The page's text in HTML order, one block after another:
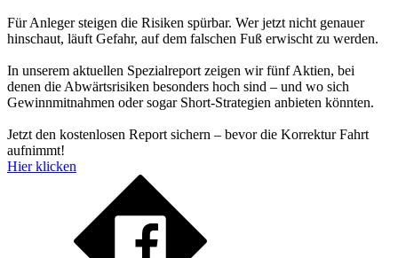
Für Anleger steigen die Risiken spürbar. Wer jetzt nicht genauer
hinschaut, läuft Gefahr, auf dem falschen Fuß erwischt zu werden.
In unserem aktuellen Spezialreport zeigen wir fünf Aktien, bei
denen die Abwärtsrisiken besonders hoch sind – und wo sich
Gewinnmitnahmen oder sogar Short-Strategien anbieten könnten.
Jetzt den kostenlosen Report sichern – bevor die Korrektur Fahrt
aufnimmt!
Hier klicken